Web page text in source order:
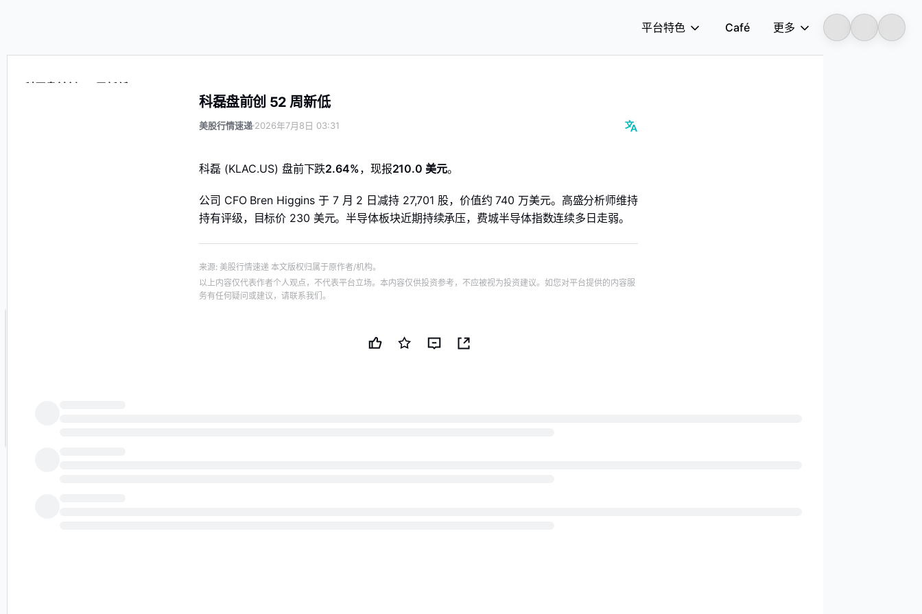
平台特色 Café 更多
科磊盘前创 52 周新低
科磊盘前创 52 周新低
美股行情速递 2026年7月8日 03:31
科磊 (KLAC.US) 盘前下跌2.64%，现报210.0 美元。
公司 CFO Bren Higgins 于 7 月 2 日减持 27,701 股，价值约 740 万美元。高盛分析师维持
持有评级，目标价 230 美元。半导体板块近期持续承压，费城半导体指数连续多日走弱。
来源: 美股行情速递 本文版权归属于原作者/机构。
以上内容仅代表作者个人观点，不代表平台立场。本内容仅供投资参考，不应被视为投资建议。如您对平台提供的内容服
务有任何疑问或建议，请联系我们。